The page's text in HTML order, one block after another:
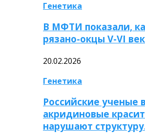
Генетика
В МФТИ показали,
рязано-окцы V-VI
20.02.2026
Генетика
Российские ученые
акридиновые
нарушают